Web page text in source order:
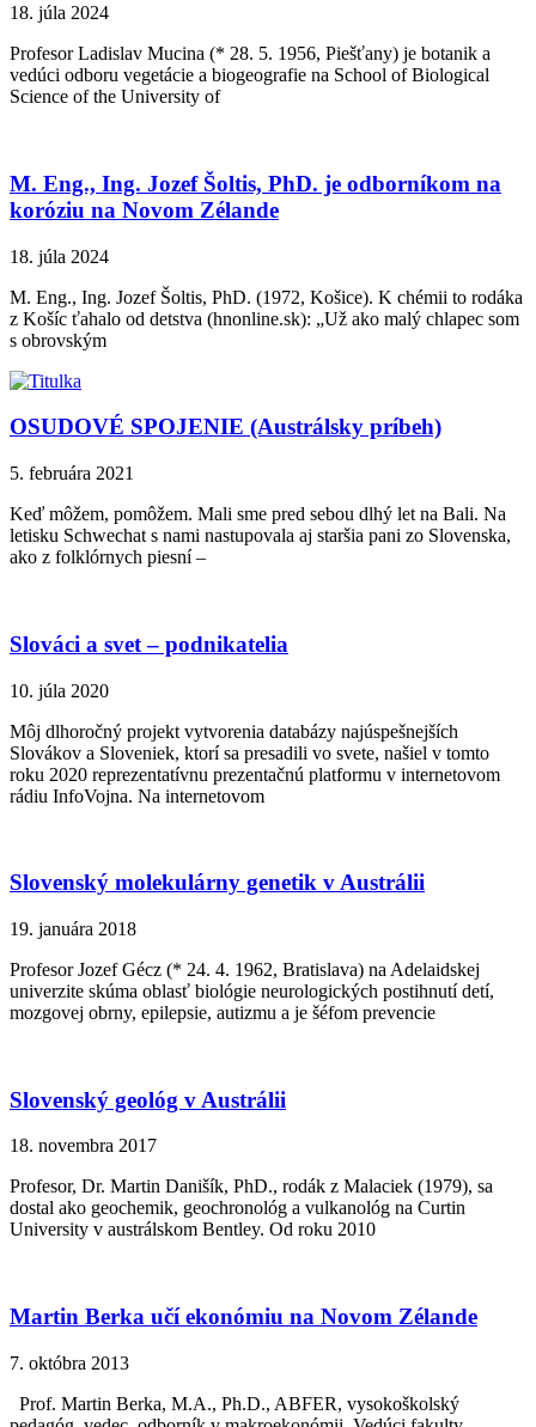
18. júla 2024
Profesor Ladislav Mucina (* 28. 5. 1956, Piešťany) je botanik a
vedúci odboru vegetácie a biogeografie na School of Biological
Science of the University of
M. Eng., Ing. Jozef Šoltis, PhD. je odborníkom na
koróziu na Novom Zélande
18. júla 2024
M. Eng., Ing. Jozef Šoltis, PhD. (1972, Košice). K chémii to rodáka
z Košíc ťahalo od detstva (hnonline.sk): „Už ako malý chlapec som
s obrovským
OSUDOVÉ SPOJENIE (Austrálsky príbeh)
5. februára 2021
Keď môžem, pomôžem. Mali sme pred sebou dlhý let na Bali. Na
letisku Schwechat s nami nastupovala aj staršia pani zo Slovenska,
ako z folklórnych piesní –
Slováci a svet – podnikatelia
10. júla 2020
Môj dlhoročný projekt vytvorenia databázy najúspešnejších
Slovákov a Sloveniek, ktorí sa presadili vo svete, našiel v tomto
roku 2020 reprezentatívnu prezentačnú platformu v internetovom
rádiu InfoVojna. Na internetovom
Slovenský molekulárny genetik v Austrálii
19. januára 2018
Profesor Jozef Gécz (* 24. 4. 1962, Bratislava) na Adelaidskej
univerzite skúma oblasť biológie neurologických postihnutí detí,
mozgovej obrny, epilepsie, autizmu a je šéfom prevencie
Slovenský geológ v Austrálii
18. novembra 2017
Profesor, Dr. Martin Danišík, PhD., rodák z Malaciek (1979), sa
dostal ako geochemik, geochronológ a vulkanológ na Curtin
University v austrálskom Bentley. Od roku 2010
Martin Berka učí ekonómiu na Novom Zélande
7. októbra 2013
Prof. Martin Berka, M.A., Ph.D., ABFER, vysokoškolský